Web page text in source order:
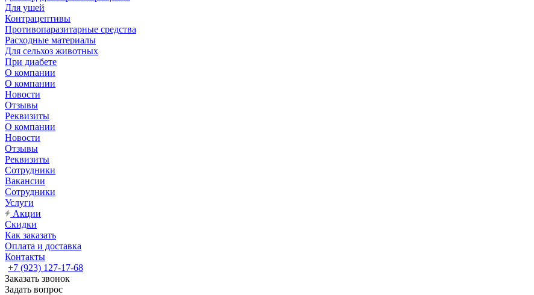
Для ушей
Контрацептивы
Противопаразитарные средства
Расходные материалы
Для сельхоз животных
При диабете
О компании
О компании
Новости
Отзывы
Реквизиты
О компании
Новости
Отзывы
Реквизиты
Сотрудники
Вакансии
Сотрудники
Услуги
Акции
Скидки
Как заказать
Оплата и доставка
Контакты
+7 (923) 127-17-68
Заказать звонок
Задать вопрос